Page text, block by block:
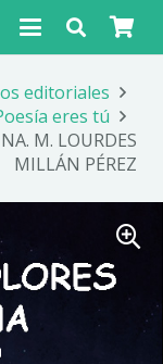
editoriales
eres tú
M. LOURDES
MILLÁN PÉREZ